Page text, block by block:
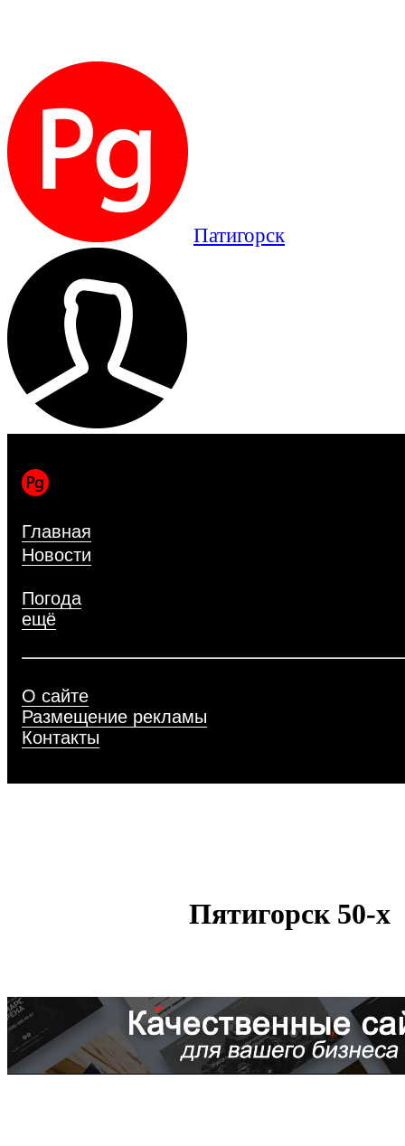
Патигорск
Главная
Новости
Погода
ещё
О сайте
Размещение рекламы
Контакты
Пятигорск 50-х